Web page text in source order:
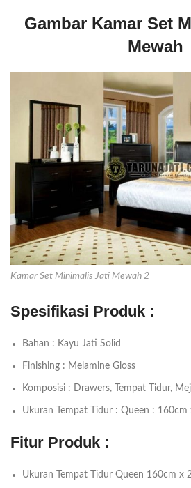
Gambar Kamar Set
Mewah
Kamar Set Minimalis Jati Mewah 2
Spesifikasi Produk :
Bahan : Kayu Jati Solid
Finishing : Melamine Gloss
Komposisi : Drawers, Tempat Tidur,
Ukuran Tempat Tidur : Queen : 160cm
Fitur Produk :
Ukuran Tempat Tidur Queen 160cm x